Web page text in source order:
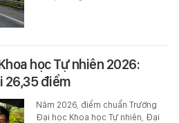
học Tự nhiên 2026:
26,35 điểm
Năm 2026, điểm chuẩn Trường
Đại học Khoa học Tự nhiên, Đại